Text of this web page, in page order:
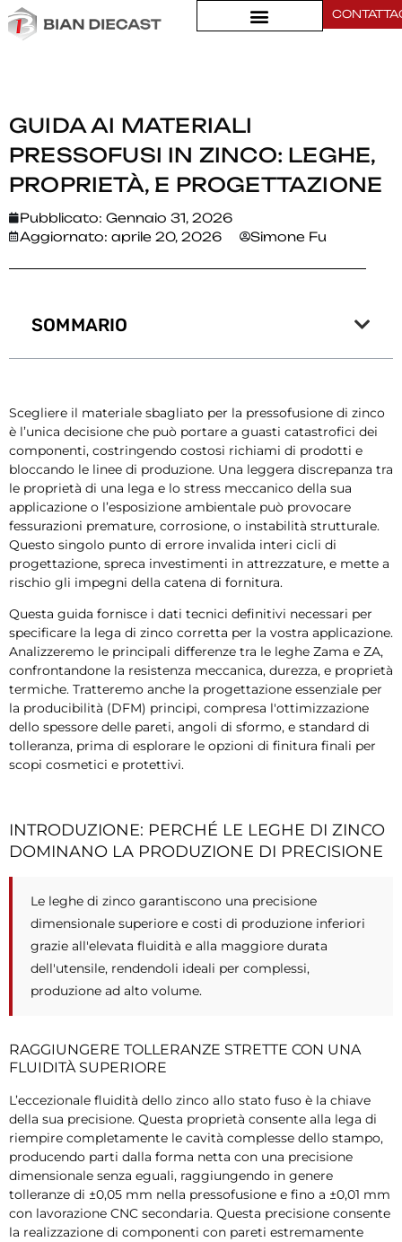
Casa
>
Guida ai materiali pressofusi in zinco: Leghe, Proprietà, e
GUIDA AI MATERIALI
PRESSOFUSI IN ZINCO: LEGHE,
PROPRIETÀ, E PROGETTAZIONE
Pubblicato: Gennaio 31, 2026
Aggiornato: aprile 20, 2026
Simone Fu
SOMMARIO
Scegliere il materiale sbagliato per la pressofusione di zinco
è l’unica decisione che può portare a guasti catastrofici dei
componenti, costringendo costosi richiami di prodotti e
bloccando le linee di produzione. Una leggera discrepanza tra
le proprietà di una lega e lo stress meccanico della sua
applicazione o l’esposizione ambientale può provocare
fessurazioni premature, corrosione, o instabilità strutturale.
Questo singolo punto di errore invalida interi cicli di
progettazione, spreca investimenti in attrezzature, e mette a
rischio gli impegni della catena di fornitura.
Questa guida fornisce i dati tecnici definitivi necessari per
specificare la lega di zinco corretta per la vostra applicazione.
Analizzeremo le principali differenze tra le leghe Zama e ZA,
confrontandone la resistenza meccanica, durezza, e proprietà
termiche. Tratteremo anche la progettazione essenziale per
la producibilità (DFM) principi, compresa l'ottimizzazione
dello spessore delle pareti, angoli di sformo, e standard di
tolleranza, prima di esplorare le opzioni di finitura finali per
scopi cosmetici e protettivi.
INTRODUZIONE: PERCHÉ LE LEGHE DI ZINCO
DOMINANO LA PRODUZIONE DI PRECISIONE
Le leghe di zinco garantiscono una precisione
dimensionale superiore e costi di produzione inferiori
grazie all'elevata fluidità e alla maggiore durata
dell'utensile, rendendoli ideali per complessi,
produzione ad alto volume.
RAGGIUNGERE TOLLERANZE STRETTE CON UNA
FLUIDITÀ SUPERIORE
L’eccezionale fluidità dello zinco allo stato fuso è la chiave
della sua precisione. Questa proprietà consente alla lega di
riempire completamente le cavità complesse dello stampo,
producendo parti dalla forma netta con una precisione
dimensionale senza eguali, raggiungendo in genere
tolleranze di ±0,05 mm nella pressofusione e fino a ±0,01 mm
con lavorazione CNC secondaria. Questa precisione consente
la realizzazione di componenti con pareti estremamente